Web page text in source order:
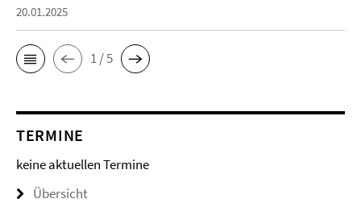
20.01.2025
1 / 5
TERMINE
keine aktuellen Termine
Übersicht